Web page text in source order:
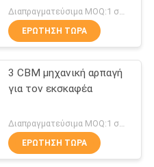
κάδος
30
57
Clamshell 2 σχοινιών
Διαπραγματεύσιμα MOQ:1 σύνολο
ΕΡΏΤΗΣΗ ΤΏΡΑ
3 CBM μηχανική αρπαγή
για τον εκσκαφέα
Διαπραγματεύσιμα MOQ:1 σύνολο
ΕΡΏΤΗΣΗ ΤΏΡΑ